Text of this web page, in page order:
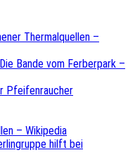
Thermalquellen –
Bande vom Ferberpark –
Pfeifenraucher
– Wikipedia
hilft bei